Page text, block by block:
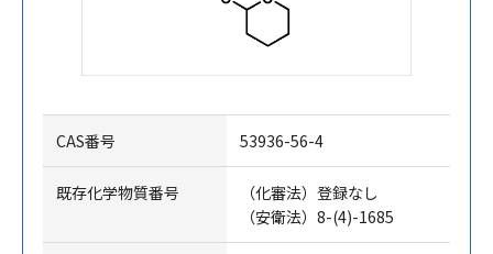
CAS番号 53936-56-4
既存化学物質番号
（化審法）登録なし
（安衛法）8-(4)-1685